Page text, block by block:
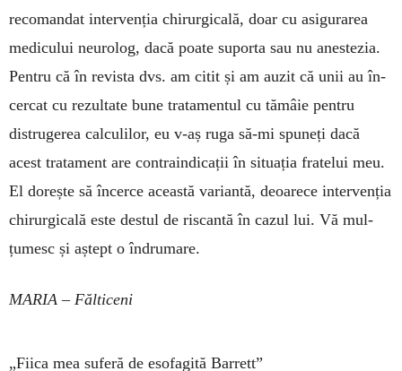
recomandat inter­venția chirur­gicală, doar cu asigurarea
me­dicu­lui neurolog, dacă poate suporta sau nu aneste­zia.
Pentru că în re­vista dvs. am citit și am auzit că unii au în­
cer­cat cu rezul­tate bune tratamentul cu tămâie pentru
distru­ge­rea calculilor, eu v-aș ruga să-mi spuneți dacă
acest tratament are contraindicații în situația fratelui meu.
El do­rește să încerce această va­riantă, de­oarece intervenția
chirur­gi­cală este destul de riscantă în cazul lui. Vă mul­
țumesc și aștept o îndru­mare.
MARIA – Fălticeni
„Fiica mea suferă de esofagită Barrett”